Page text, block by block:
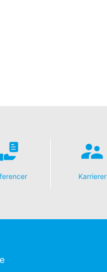
Karrierer